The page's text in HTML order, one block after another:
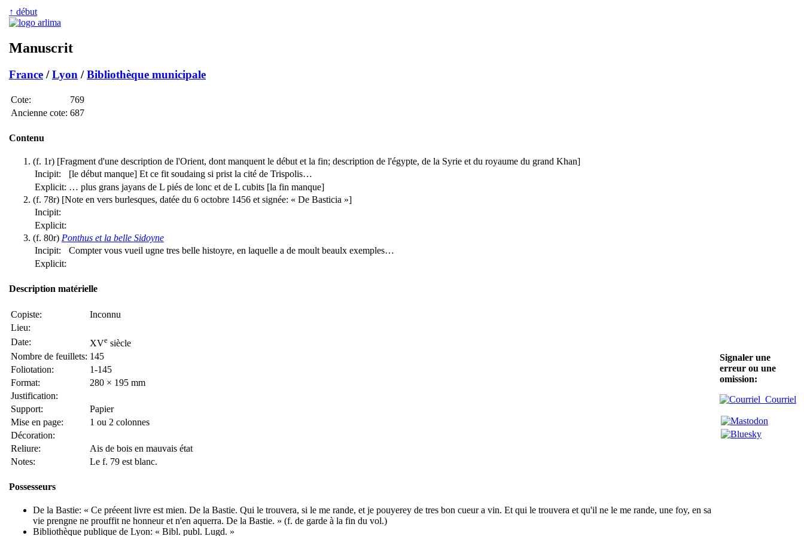
↑ début
Manuscrit
France /Lyon /Bibliothèque municipale
Cote:
769
Ancienne cote: 687
Contenu
(f. 1r) [Fragment d'une description de l'Orient, dont manquent le début et la fin; description de l'égypte, de la Syrie et du royaume du grand Khan]
Incipit:
[le début manque] Et ce fit soudaing si prist la cité de Trispolis…
Explicit: … plus grans jayans de L piés de lonc et de L cubits [la fin manque]
(f. 78r) [Note en vers burlesques, datée du 6 octobre 1456 et signée: « De Basticia »]
Incipit:
Explicit:
(f. 80r) Ponthus et la belle Sidoyne
Incipit:
Compter vous vueil ugne tres belle histoyre, en laquelle a de moult beaulx exemples…
Explicit:
Description matérielle
Copiste:
Inconnu
Lieu:
Date:
XVe siècle
Nombre de feuillets: 145
Foliotation:
1-145
Format:
280 × 195 mm
Justification:
Support:
Papier
Mise en page:
1 ou 2 colonnes
Décoration:
Reliure:
Ais de bois en mauvais état
Notes:
Le f. 79 est blanc.
Possesseurs
De la Bastie: « Ce préeent livre est mien. De la Bastie. Qui le trouvera, si le me rande, et je pouyerey de tres bon cueur a vin. Et qui le trouvera et qu'il ne le me rande, une foy, en sa
vie prengne ne prouffit ne honneur et n'en aquerra. De la Bastie. » (f. de garde à la fin du vol.)
Bibliothèque publique de Lyon: « Bibl. publ. Lugd. »
Signaler une
erreur ou une
omission:
Courriel